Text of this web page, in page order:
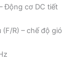
Động cơ DC tiết
R) – chế độ gió